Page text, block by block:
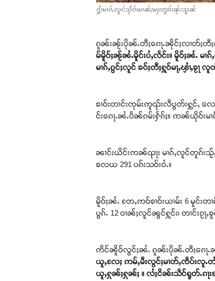
ႁွႆးမၢၵ်ႇလူင်သိုၵ်းမၢၼ်ႈမႃးတူၵ်းၼႂ်းသူၼ်
ၵူၼ်းၼႂ်းပိုၼ်ႉတီႈၵေႃႉၼိုင်ႈလၢတ်ႈတီႈၽူ
မ်မိူဝ်ႈၼႂ်ၼႆႉမိူင်းပႆႇလႅင်း။ မိူဝ်ႈၼႆႉ မ
မၢၵ်ႇၵွင်ႈလူင် ၶဝ်ႈတီႈႁူဝ်မႃႇၾၢႆႇၶႂႃ
ၶၢဝ်းတၢင်းၸုမ်းဢူၺ်းလီပွတ်းႁွင်ႇ လ
င်းၵေႃႉၼႆႉပဵၼ်ၵမ်းႁႅၵ်ႈ။ ဢၼ်ယိုဝ်းမ
ၼၢင်းယိင်းဢၼ်ၺႃး မၢၵ်ႇလူင်တူၵ်းသႂ်
ၶလယ 291 ပၵ်းသဝ်းဝႆႉ။
မိူဝ်ႈၼႆႉ တႄႇဢဝ်ၶၢဝ်းယၢမ်း 6 မူင်းတ
ပွၵ်ႉ 12 ဝၢၼ်ႈလူင်ၼွင်ႁူင်း၊ တၢင်းၵႂႃ
ဢိင်ၼိူဝ်လွင်ႈၼႆႉ ၵူၼ်းပိုၼ်ႉတီႈၵေႃႉၼို
ယူႇလႄႈ ဢမ်ႇမီးလွင်ႈမၢတ်ႇၸဵပ်းလူႉတ
ယူႇႁုၼ်ႈႁုၼ်ႈ ။ လႆႈငိၼ်းသဵင်ရူတ်ႉၵႃး